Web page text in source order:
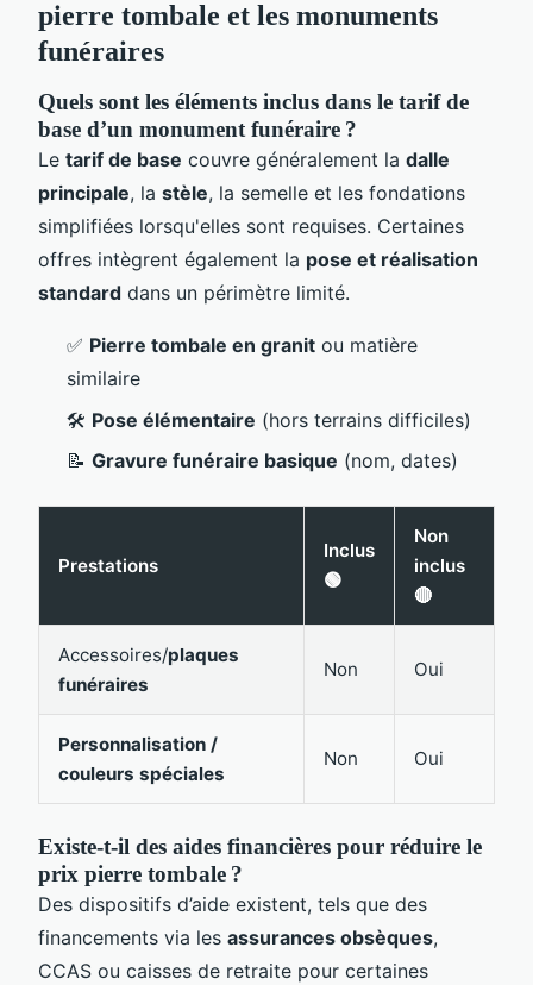
pierre tombale et les monuments
funéraires
Quels sont les éléments inclus dans le tarif de
base d’un monument funéraire ?
Le tarif de base couvre généralement la dalle
principale, la stèle, la semelle et les fondations
simplifiées lorsqu'elles sont requises. Certaines
offres intègrent également la pose et réalisation
standard dans un périmètre limité.
✅ Pierre tombale en granit ou matière
similaire
🛠 Pose élémentaire (hors terrains difficiles)
📝 Gravure funéraire basique (nom, dates)
Prestations
Inclus
🟢
Non
inclus
🔴
Accessoires/plaques
funéraires
Non Oui
Personnalisation /
couleurs spéciales
Non Oui
Existe-t-il des aides financières pour réduire le
prix pierre tombale ?
Des dispositifs d’aide existent, tels que des
financements via les assurances obsèques,
CCAS ou caisses de retraite pour certaines